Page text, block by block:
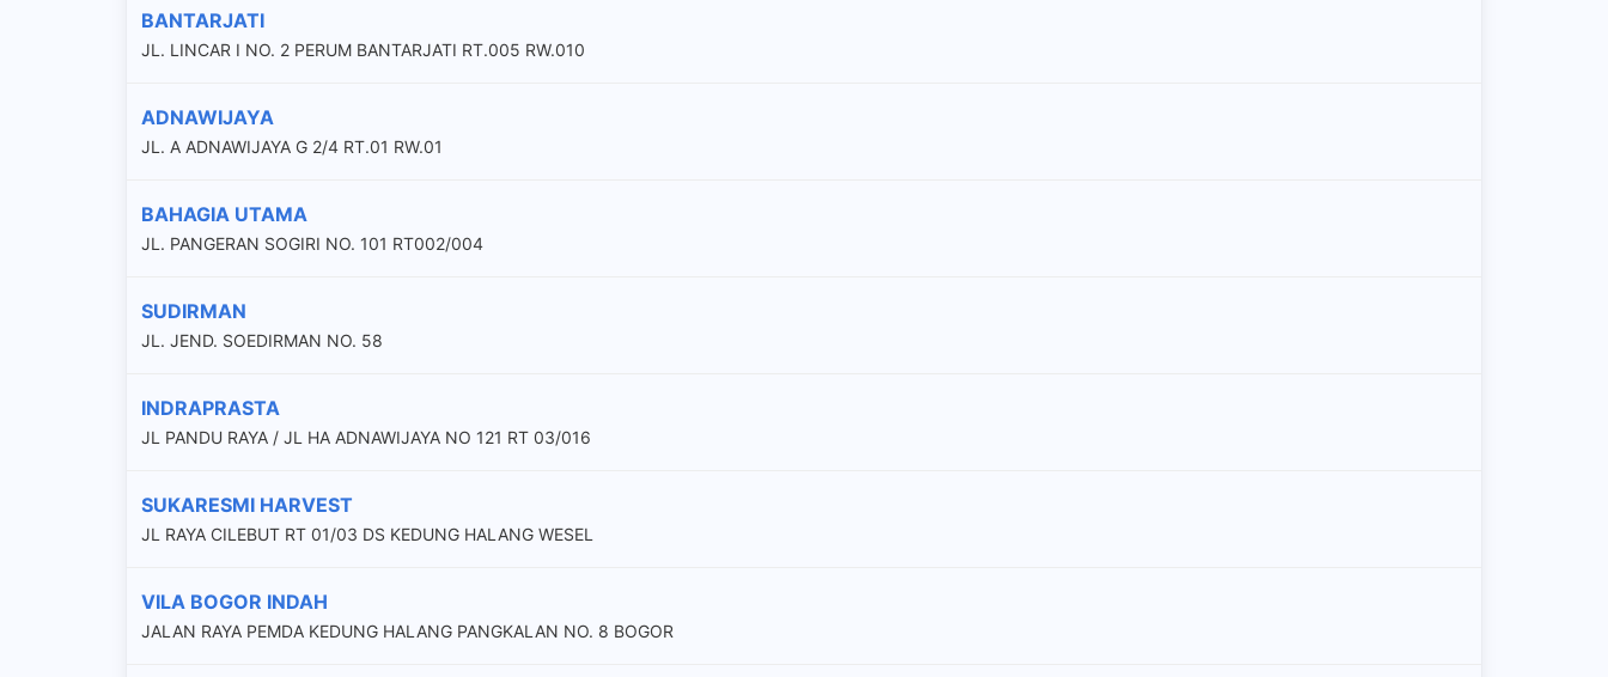
BANTARJATI
JL. LINCAR I NO. 2 PERUM BANTARJATI RT.005 RW.010
ADNAWIJAYA
JL. A ADNAWIJAYA G 2/4 RT.01 RW.01
BAHAGIA UTAMA
JL. PANGERAN SOGIRI NO. 101 RT002/004
SUDIRMAN
JL. JEND. SOEDIRMAN NO. 58
INDRAPRASTA
JL PANDU RAYA / JL HA ADNAWIJAYA NO 121 RT 03/016
SUKARESMI HARVEST
JL RAYA CILEBUT RT 01/03 DS KEDUNG HALANG WESEL
VILA BOGOR INDAH
JALAN RAYA PEMDA KEDUNG HALANG PANGKALAN NO. 8 BOGOR